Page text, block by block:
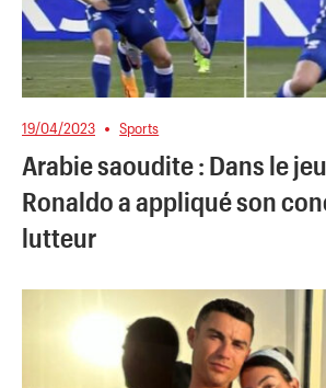
19/04/2023 Sports
Arabie saoudite : Dans le
Ronaldo a appliqué son
lutteur